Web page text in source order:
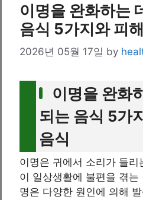
이명을 완화하는
음식 5가지와 피
2026년 05월 17일 by
이명을 완화
되는 음식 5가
음식
이명은 귀에서 소리가 들
이 일상생활에 불편을 겪는
명은 다양한 원인에 의해